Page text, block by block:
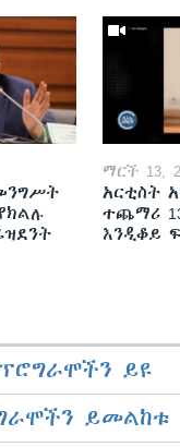
ማርች 13,
አርቲስት
ተጨማሪ
እንዲቆይ
ይዩ
ይመልከቱ